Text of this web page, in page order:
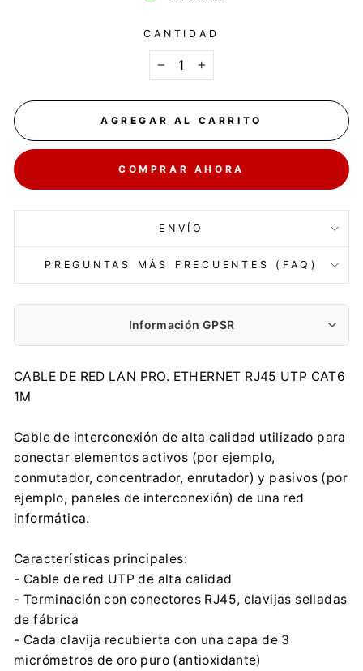
CANTIDAD
+
AGREGAR AL CARRITO
COMPRAR AHORA
ENVÍO
PREGUNTAS MÁS FRECUENTES (FAQ)
Información GPSR
Fabricante:
Centrumelektroniki.EU Sp. z o.o.
+48 32 284 72 22
Importador:
Centrumelektroniki.EU Sp. z o.o.
Korfantego 7, 42-600 Tarnowskie Góry
CABLE DE RED LAN PRO. ETHERNET RJ45 UTP CAT6
1M
Cable de interconexión de alta calidad utilizado para
conectar elementos activos (por ejemplo,
conmutador, concentrador, enrutador) y pasivos (por
ejemplo, paneles de interconexión) de una red
informática.
Características principales:
- Cable de red UTP de alta calidad
- Terminación con conectores RJ45, clavijas selladas
de fábrica
- Cada clavija recubierta con una capa de 3
micrómetros de oro puro (antioxidante)